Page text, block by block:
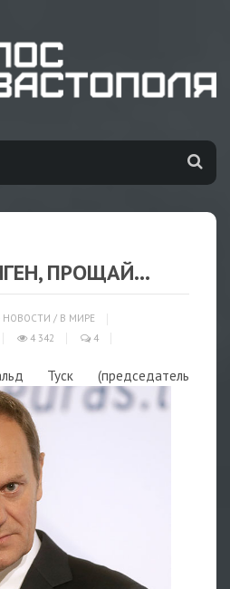
ПРОЩАЙ...
НОВОСТИ / В МИРЕ
4 342 4
Туск (председатель